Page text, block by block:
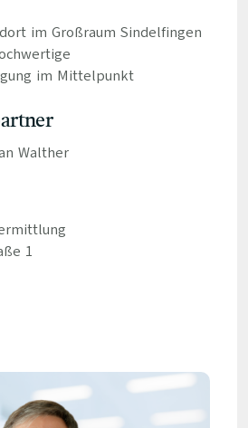
im Großraum Sindelfingen
im Mittelpunkt
Walther
1